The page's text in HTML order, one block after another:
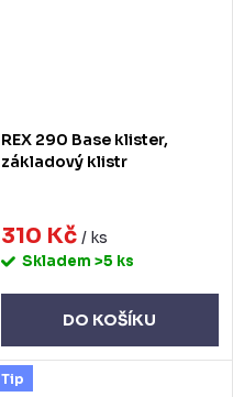
REX 290 Base klister,
základový klistr
310 Kč / ks
Skladem >5 ks
DO KOŠÍKU
Tip